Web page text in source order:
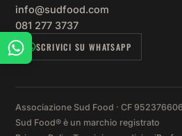
info@sudfood.com
081 277 3737
SCRIVICI SU WHATSAPP
Associazione Sud Food · CF
Sud Food® è un marchio registrato